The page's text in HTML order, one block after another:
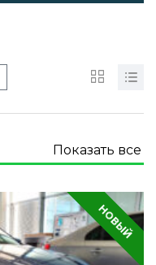
Показать все
НОВЫЙ